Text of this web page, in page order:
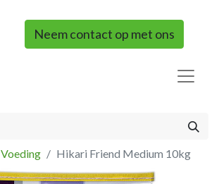
Neem contact op met ons
Voeding Hikari Friend Medium 10kg